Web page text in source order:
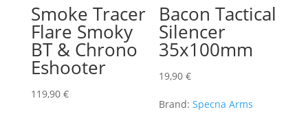
Smoke Tracer
Flare Smoky
BT & Chrono
Eshooter
119,90 €
Bacon Tactical
Silencer
35x100mm
19,90€
Brand:Specna Arms